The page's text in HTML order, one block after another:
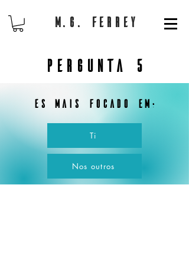
M.G. Ferrey
Pergunta 5
És mais focado em:
Ti
Nos outros